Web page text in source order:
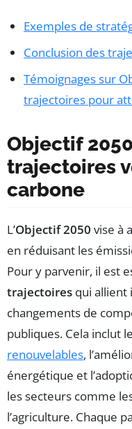
Exemples de
Conclusion des
Témoignages sur
trajectoires pour
Objectif
trajectoires
carbone
L’Objectif 2050 vise à
en réduisant les
Pour y parvenir, il est
trajectoires qui allient
changements de
publiques. Cela inclut
renouvelables,
énergétique et
les secteurs comme
l’agriculture. Chaque